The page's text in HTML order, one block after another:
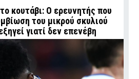
κουτάβι: Ο ερευνητής που
του μικρού σκυλιού
γιατί δεν επενέβη